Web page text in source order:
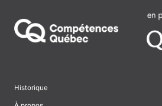
Historique